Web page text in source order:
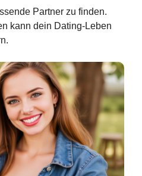
Partner zu finden.
kann dein Dating-Leben